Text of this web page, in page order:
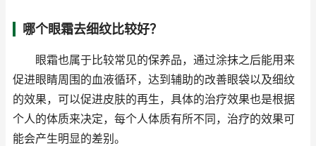
哪个眼霜去细纹比较好？
眼霜也属于比较常见的保养品，通过涂抹之后能用来
促进眼睛周围的血液循环，达到辅助的改善眼袋以及细纹
的效果，可以促进皮肤的再生，具体的治疗效果也是根据
个人的体质来决定，每个人体质有所不同，治疗的效果可
能会产生明显的差别。